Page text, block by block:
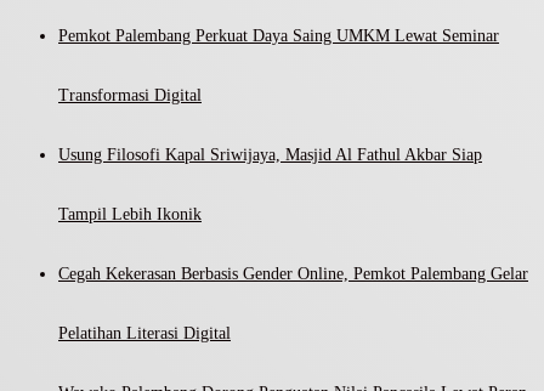
Pemkot Palembang Perkuat Daya Saing UMKM Lewat Seminar
Transformasi Digital
Usung Filosofi Kapal Sriwijaya, Masjid Al Fathul Akbar Siap
Tampil Lebih Ikonik
Cegah Kekerasan Berbasis Gender Online, Pemkot Palembang Gelar
Pelatihan Literasi Digital